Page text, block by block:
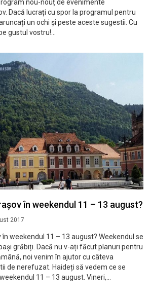
nou-nouț de evenimente
Dacă lucrați cu spor la programul pentru
un ochi și peste aceste sugestii. Cu
gustul vostru!…
în weekendul 11 – 13 august?
2017
weekendul 11 – 13 august? Weekendul se
grăbiți. Dacă nu v-ați făcut planuri pentru
noi venim în ajutor cu câteva
de nerefuzat. Haideți să vedem ce se
11 – 13 august. Vineri,…